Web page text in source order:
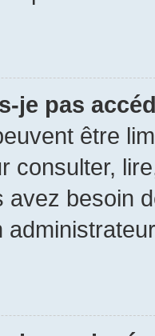
je pas
être
consulter,
avez besoin